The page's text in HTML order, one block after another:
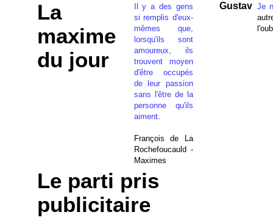
La
maxime
du jour
Il y a des gens
si remplis d'eux-
mêmes que,
lorsqu'ils sont
amoureux, ils
trouvent moyen
d'être occupés
de leur passion
sans l'être de la
personne qu'ils
aiment.
François de La
Rochefoucauld -
Maximes
Gustav Je
Le parti pris
publicitaire